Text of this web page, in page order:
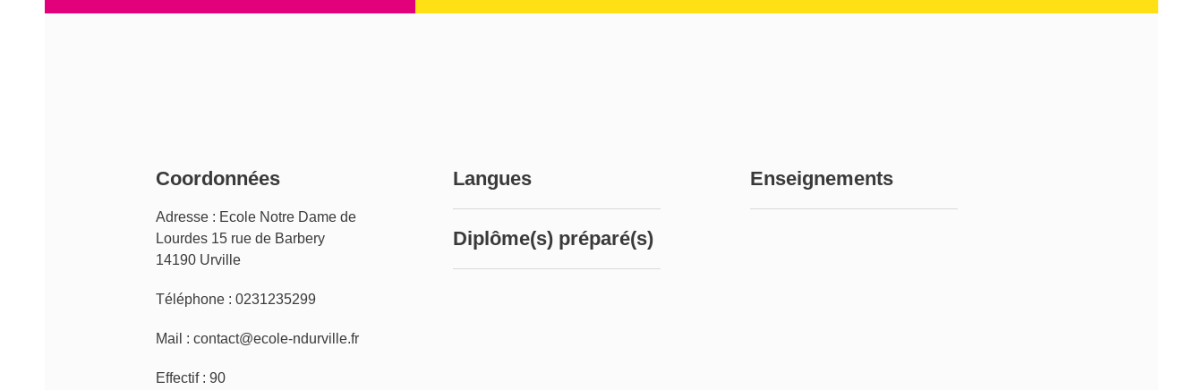
Coordonnées
Adresse : Ecole Notre Dame de
Lourdes 15 rue de Barbery
14190 Urville
Téléphone : 0231235299
Mail : contact@ecole-ndurville.fr
Effectif : 90
Langues
Diplôme(s) préparé(s)
Enseignements